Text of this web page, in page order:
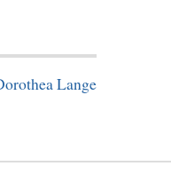
Lange